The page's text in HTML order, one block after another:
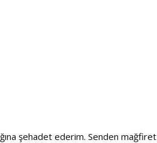
şehadet ederim. Senden